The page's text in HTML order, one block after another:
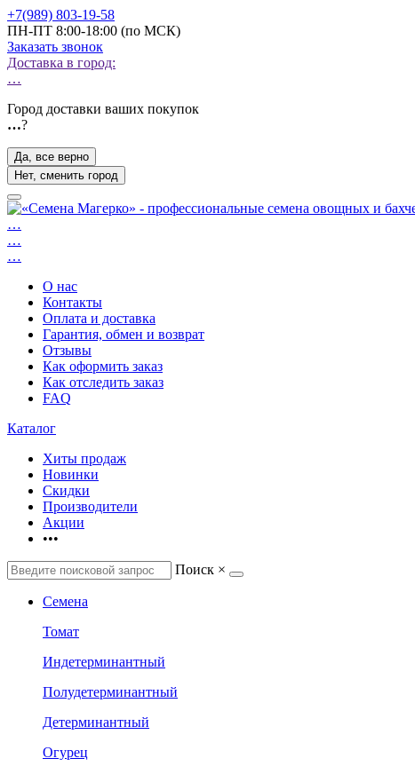
+7(989) 803-19-58
ПН-ПТ 8:00-18:00 (по МСК)
Заказать звонок
Доставка в город:
…
Город доставки ваших покупок
…?
Да, все верно
Нет, сменить город
…
…
…
О нас
Контакты
Оплата и доставка
Гарантия, обмен и возврат
Отзывы
Как оформить заказ
Как отследить заказ
FAQ
Каталог
Хиты продаж
Новинки
Скидки
Производители
Акции
•••
Поиск ×
Семена
Томат
Индетерминантный
Полудетерминантный
Детерминантный
Огурец